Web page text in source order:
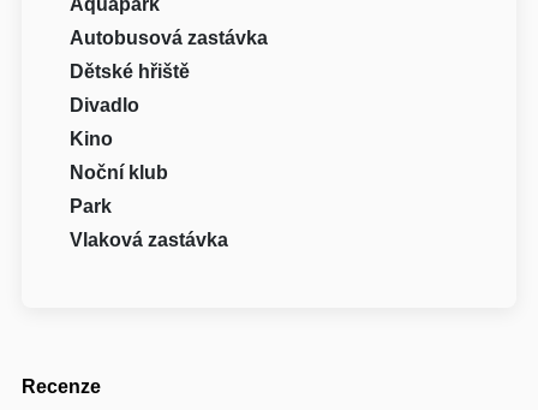
Aquapark
Autobusová zastávka
Dětské hřiště
Divadlo
Kino
Noční klub
Park
Vlaková zastávka
Recenze